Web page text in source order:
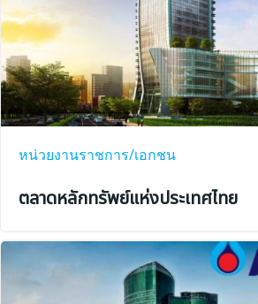
หน่วยงานราชการ/เอกชน
ตลาดหลักทรัพย์แห่งประเทศไทย